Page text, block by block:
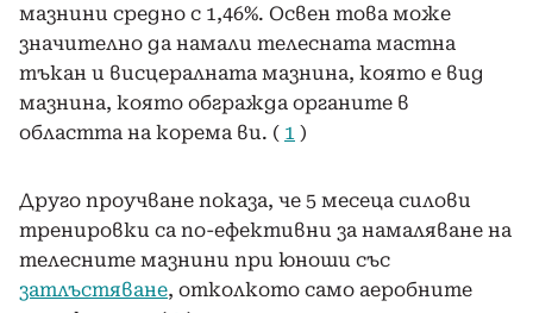
мазнини средно с 1,46%. Освен това може
значително да намали телесната мастна
тъкан и висцералната мазнина, която е вид
мазнина, която обгражда органите в
областта на корема ви. ( 1 )
Друго проучване показа, че 5 месеца силови
тренировки са по-ефективни за намаляване на
телесните мазнини при юноши със
затлъстяване, отколкото само аеробните